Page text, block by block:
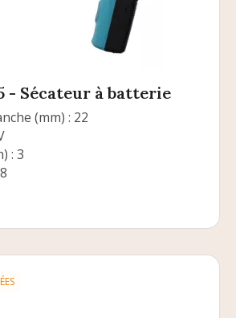
- Sécateur à batterie
(mm) : 22
: 3